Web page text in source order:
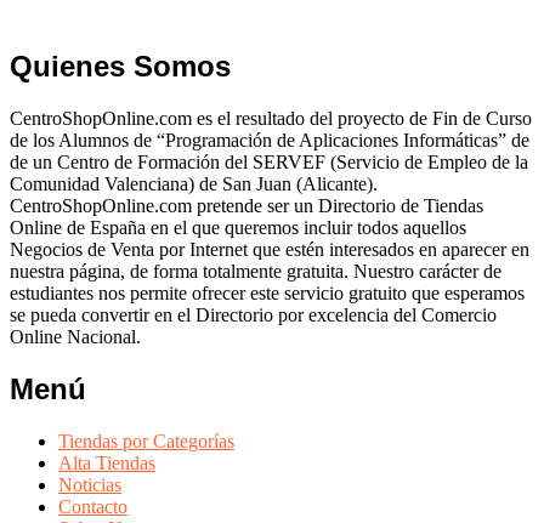
Quienes Somos
CentroShopOnline.com es el resultado del proyecto de Fin de Curso
de los Alumnos de “Programación de Aplicaciones Informáticas” de
de un Centro de Formación del SERVEF (Servicio de Empleo de la
Comunidad Valenciana) de San Juan (Alicante).
CentroShopOnline.com pretende ser un Directorio de Tiendas
Online de España en el que queremos incluir todos aquellos
Negocios de Venta por Internet que estén interesados en aparecer en
nuestra página, de forma totalmente gratuita. Nuestro carácter de
estudiantes nos permite ofrecer este servicio gratuito que esperamos
se pueda convertir en el Directorio por excelencia del Comercio
Online Nacional.
Menú
Tiendas por Categorías
Alta Tiendas
Noticias
Contacto